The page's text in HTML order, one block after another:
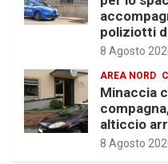
poliziotti
8 Agosto
AREA NORD
Minaccia
alticcio
8 Agosto